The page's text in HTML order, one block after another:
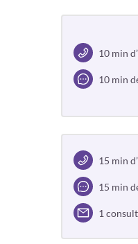
10 min
10 min
15 min
15 min
1